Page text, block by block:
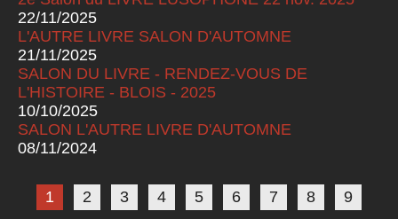
22/11/2025
L'AUTRE LIVRE SALON D'AUTOMNE
21/11/2025
SALON DU LIVRE - RENDEZ-VOUS DE
L'HISTOIRE - BLOIS - 2025
10/10/2025
SALON L'AUTRE LIVRE D'AUTOMNE
08/11/2024
Pages
1 2 3 4 5 6 7 8 9